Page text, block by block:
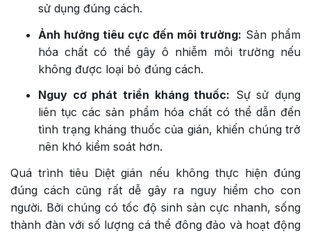
sử dụng đúng cách.
Ảnh hưởng tiêu cực đến môi trường: Sản phẩm
hóa chất có thể gây ô nhiễm môi trường nếu
không được loại bỏ đúng cách.
Nguy cơ phát triển kháng thuốc: Sự sử dụng
liên tục các sản phẩm hóa chất có thể dẫn đến
tình trạng kháng thuốc của gián, khiến chúng trở
nên khó kiểm soát hơn.
Quá trình tiêu Diệt gián nếu không thực hiện đúng
đúng cách cũng rất dễ gây ra nguy hiểm cho con
người. Bởi chúng có tốc độ sinh sản cực nhanh, sống
thành đàn với số lượng cá thể đông đảo và hoạt động